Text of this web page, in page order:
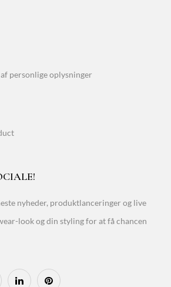
personlige oplysninger
nyheder, produktlanceringer og live
look og din styling for at få chancen